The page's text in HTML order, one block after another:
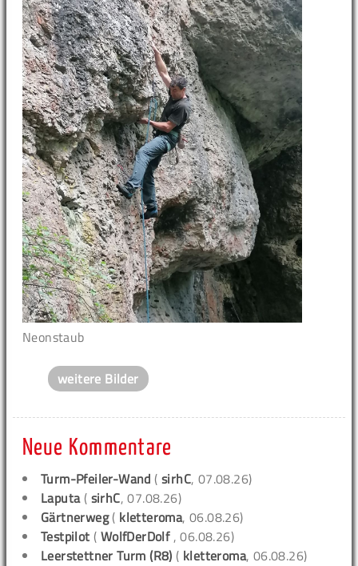
Neonstaub
weitere Bilder
Neue Kommentare
Turm-Pfeiler-Wand (sirhC, 07.08.26)
Laputa( sirhC, 07.08.26)
Gärtnerweg( kletteroma, 06.08.26)
Testpilot ( WolfDerDolf , 06.08.26)
Leerstettner Turm (R8) ( kletteroma, 06.08.26)